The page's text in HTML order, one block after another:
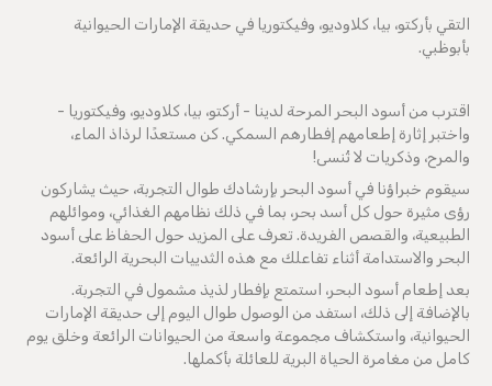
التقي بأركتو، بيا، كلاوديو، وفيكتوريا في حديقة الإمارات الحيوانية
بأبوظبي.
اقترب من أسود البحر المرحة لدينا - أركتو، بيا، كلاوديو، وفيكتوريا -
واختبر إثارة إطعامهم إفطارهم السمكي. كن مستعدًا لرذاذ الماء،
والمرح، وذكريات لا تُنسى!
سيقوم خبراؤنا في أسود البحر بإرشادك طوال التجربة، حيث يشاركون
رؤى مثيرة حول كل أسد بحر، بما في ذلك نظامهم الغذائي، وموائلهم
الطبيعية، والقصص الفريدة. تعرف على المزيد حول الحفاظ على أسود
البحر والاستدامة أثناء تفاعلك مع هذه الثدييات البحرية الرائعة.
بعد إطعام أسود البحر، استمتع بإفطار لذيذ مشمول في التجربة.
بالإضافة إلى ذلك، استفد من الوصول طوال اليوم إلى حديقة الإمارات
الحيوانية، واستكشاف مجموعة واسعة من الحيوانات الرائعة وخلق يوم
كامل من مغامرة الحياة البرية للعائلة بأكملها.